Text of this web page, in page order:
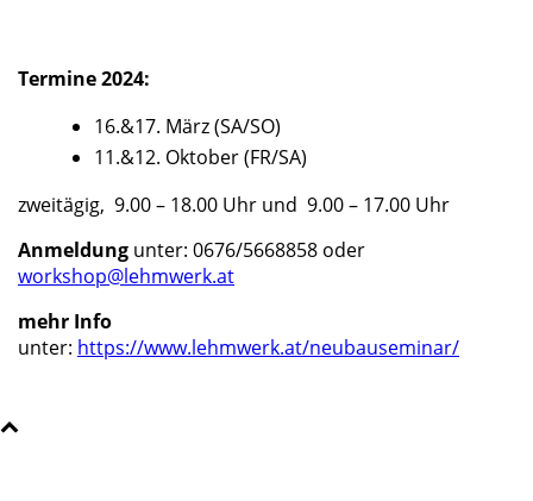
Termine 2024:
16.&17. März (SA/SO)
11.&12. Oktober (FR/SA)
zweitägig, 9.00 – 18.00 Uhr und 9.00 – 17.00 Uhr
Anmeldung unter: 0676/5668858 oder
workshop@lehmwerk.at
mehr Info
unter: https://www.lehmwerk.at/neubauseminar/